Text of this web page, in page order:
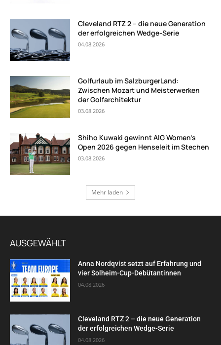
Cleveland RTZ 2 – die neue Generation
der erfolgreichen Wedge-Serie
04.08.2026
Golfurlaub im SalzburgerLand:
Zwischen Mozart und Meisterwerken
der Golfarchitektur
03.08.2026
Shiho Kuwaki gewinnt AIG Women’s
Open 2026 gegen Henseleit im Stechen
03.08.2026
Mehr laden
AUSGEWÄHLT
Anna Nordqvist setzt auf Erfahrung und
vier Solheim-Cup-Debütantinnen
04.08.2026
Cleveland RTZ 2 – die neue Generation
der erfolgreichen Wedge-Serie
04.08.2026